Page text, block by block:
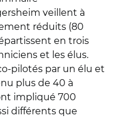
veillent à
réduits (80
en trois
et les élus.
pilotés par un élu et
plus de 40 à
impliqué 700
différents que